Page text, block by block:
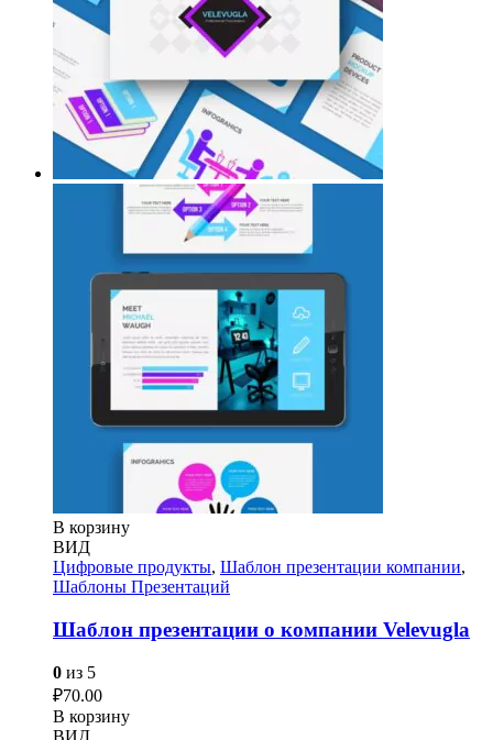
В корзину
ВИД
Цифровые продукты, Шаблон презентации компании,
Шаблоны Презентаций
Шаблон презентации о компании Velevugla
0 из 5
₽70.00
В корзину
ВИД